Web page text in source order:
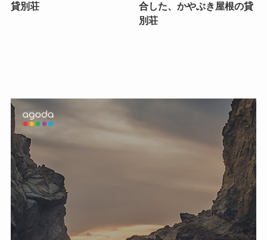
貸別荘
合した、かやぶき屋根の貸
別荘